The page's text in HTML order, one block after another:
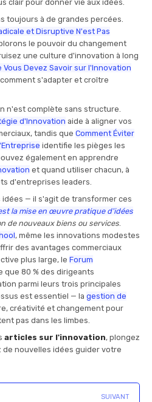
clair pour donner vie aux idées.
toujours à de grandes percées.
et Disruptive N'est Pas
le pouvoir du changement
une culture d'innovation à long
Vous Devez Savoir sur l'Innovation
s'adapter et croître
n'est complète sans structure.
d'Innovation aide à aligner vos
tandis que Comment Éviter
identifie les pièges les
également en apprendre
et quand utiliser chacun, à
d'entreprises leaders.
— il s'agit de transformer ces
la mise en œuvre pratique d'idées
de nouveaux biens ou services.
, même les innovations modestes
des avantages commerciaux
plus large, le Forum
que 80 % des dirigeants
parmi leurs trois principales
est essentiel — la gestion de
créativité et changement pour
pas dans les limbes.
articles sur l'innovation, plongez
nouvelles idées guider votre
SUIVANT